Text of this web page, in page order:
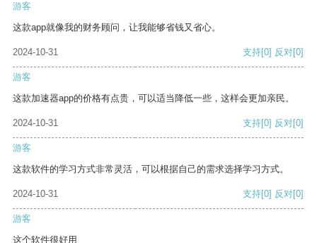
游客
这款app就像我的财务顾问，让我能够省钱又省心。
2024-10-31 支持[0] 反对[0]
游客
这款加速器app的价格有点贵，可以适当降低一些，这样会更加亲民。
2024-10-31 支持[0] 反对[0]
游客
这款软件的学习方式非常灵活，可以根据自己的需求选择学习方式。
2024-10-31 支持[0] 反对[0]
游客
这个软件很好用